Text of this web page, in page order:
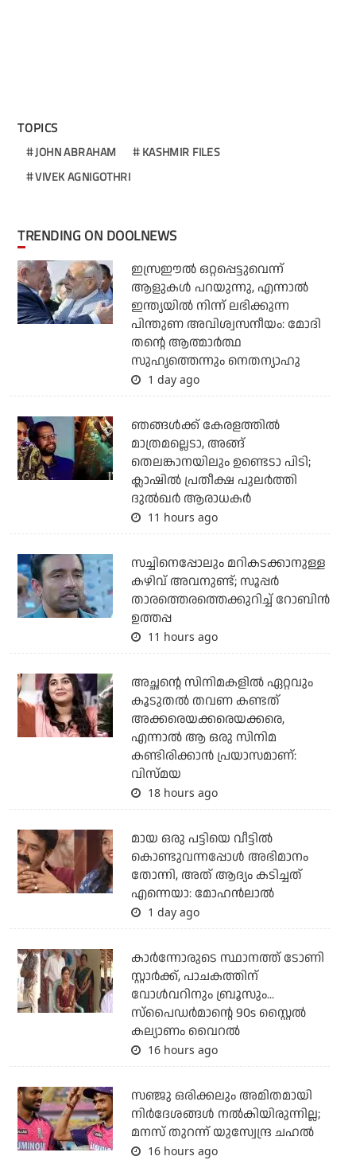
TOPICS
JOHN ABRAHAM
KASHMIR FILES
VIVEK AGNIGOTHRI
TRENDING ON DOOLNEWS
ഇസ്രഈല്‍ ഒറ്റപ്പെട്ടുവെന്ന്
ആളുകള്‍ പറയുന്നു, എന്നാല്‍
ഇന്ത്യയില്‍ നിന്ന് ലഭിക്കുന്ന
പിന്തുണ അവിശ്വസനീയം: മോദി
തന്റെ ആത്മാര്‍ത്ഥ
സുഹൃത്തെന്നും നെതന്യാഹു
1 day ago
ഞങ്ങള്‍ക്ക് കേരളത്തില്‍
മാത്രമല്ലെടാ, അങ്ങ്
തെലങ്കാനയിലും ഉണ്ടെടാ പിടി;
ക്ലാഷില്‍ പ്രതീക്ഷ പുലര്‍ത്തി
ദുല്‍ഖര്‍ ആരാധകര്‍
11 hours ago
സച്ചിനെപ്പോലും മറികടക്കാനുള്ള
കഴിവ് അവനുണ്ട്; സൂപ്പര്‍
താരത്തെരത്തെക്കുറിച്ച് റോബിന്‍
ഉത്തപ്പ
11 hours ago
അച്ഛന്റെ സിനിമകളില്‍ ഏറ്റവും
കൂടുതല്‍ തവണ കണ്ടത്
അക്കരെയക്കരെയക്കരെ,
എന്നാല്‍ ആ ഒരു സിനിമ
കണ്ടിരിക്കാന്‍ പ്രയാസമാണ്:
വിസ്മയ
18 hours ago
മായ ഒരു പട്ടിയെ വീട്ടില്‍
കൊണ്ടുവന്നപ്പോള്‍ അഭിമാനം
തോന്നി, അത് ആദ്യം കടിച്ചത്
എന്നെയാ: മോഹന്‍ലാല്‍
1 day ago
കാര്‍ന്നോരുടെ സ്ഥാനത്ത് ടോണി
സ്റ്റാര്‍ക്ക്, പാചകത്തിന്
വോള്‍വറിനും ബ്രൂസും...
സ്‌പൈഡര്‍മാന്റെ 90s സ്റ്റൈല്‍
കല്യാണം വൈറല്‍
16 hours ago
സഞ്ജു ഒരിക്കലും അമിതമായി
നിര്‍ദേശങ്ങള്‍ നല്‍കിയിരുന്നില്ല;
മനസ് തുറന്ന് യുസ്വേന്ദ്ര ചഹല്‍
16 hours ago